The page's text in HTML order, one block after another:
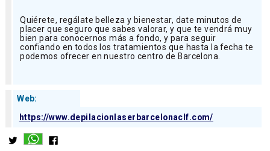
Quiérete, regálate belleza y bienestar, date minutos de
placer que seguro que sabes valorar, y que te vendrá muy
bien para conocernos más a fondo, y para seguir
confiando en todos los tratamientos que hasta la fecha te
podemos ofrecer en nuestro centro de Barcelona.
Web:
https://www.depilacionlaserbarcelonaclf.com/